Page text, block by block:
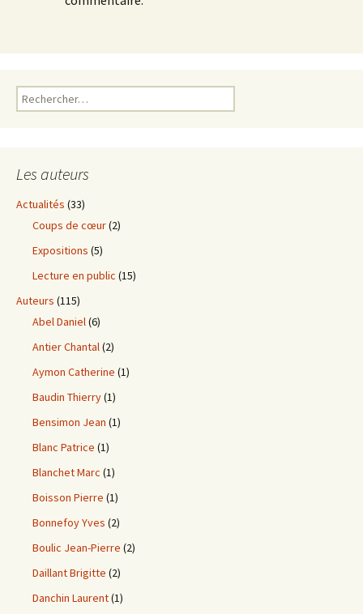
Rechercher :
Les auteurs
Actualités (33)
Coups de cœur(2)
Expositions (5)
Lecture en public (15)
Auteurs (115)
Abel Daniel(6)
Antier Chantal(2)
Aymon Catherine (1)
Baudin Thierry(1)
Bensimon Jean (1)
Blanc Patrice (1)
Blanchet Marc (1)
Boisson Pierre (1)
Bonnefoy Yves (2)
Boulic Jean-Pierre (2)
Daillant Brigitte (2)
Danchin Laurent(1)